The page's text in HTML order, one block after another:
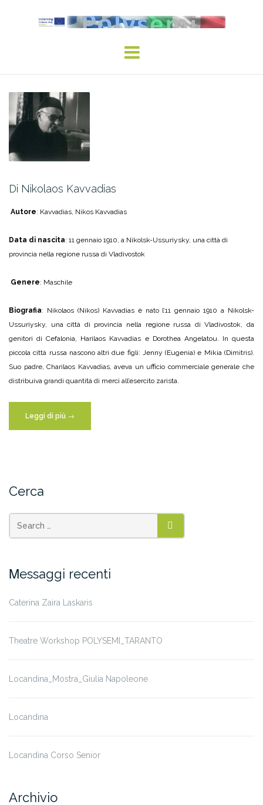
Di Nikolaos Kavvadias
Autore: Kavvadias, Nikos Kavvadias
Data di nascita: 11 gennaio 1910, a Nikolsk-Ussuriysky, una città di
provincia nella regione russa di Vladivostok
Genere: Maschile
Biografia: Nikolaos (Nikos) Kavvadias è nato l’11 gennaio 1910 a Nikolsk-
Ussuriysky, una città di provincia nella regione russa di Vladivostok, da
genitori di Cefalonia, Harilaos Kavvadias e Dorothea Angelatou. In questa
piccola città russa nascono altri due figli: Jenny (Eugenia) e Mikia (Dimitris).
Suo padre, Charilaos Kavvadias, aveva un ufficio commerciale generale che
distribuiva grandi quantità di merci all’esercito zarista.
Leggi di più “Di
Nikolaos
→
Cerca
SEARCH
Μessaggi recenti
Caterina Zaira Laskaris
Theatre Workshop POLYSEMI_TARANTO
Locandina_Mostra_Giulia Napoleone
Locandina
Locandina Corso Senior
Archivio